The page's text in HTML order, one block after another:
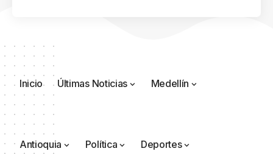
Inicio Últimas Noticias Medellín
Antioquia Política Deportes